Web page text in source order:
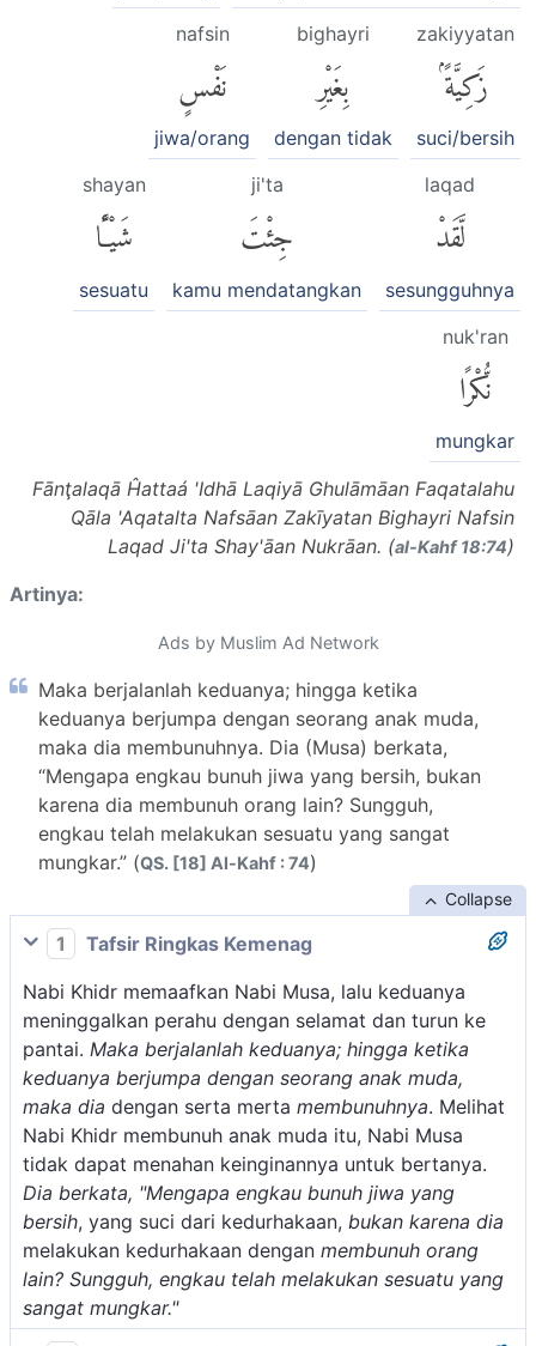
zakiyyatan
زَكِيَّةًۢ
suci/bersih
bighayri
بِغَيْرِ
dengan tidak
nafsin
نَفْسٍ
jiwa/orang
laqad
لَّقَدْ
sesungguhnya
ji'ta
جِئْتَ
kamu mendatangkan
shayan
شَيْـًٔا
sesuatu
nuk'ran
نُّكْرًا
mungkar
Fānţalaqā Ĥattaá 'Idhā Laqiyā Ghulāmāan Faqatalahu
Qāla 'Aqatalta Nafsāan Zakīyatan Bighayri Nafsin
Laqad Ji'ta Shay'āan Nukrāan. (al-Kahf 18:74)
Artinya:
Ads by Muslim Ad Network
Maka berjalanlah keduanya; hingga ketika
keduanya berjumpa dengan seorang anak muda,
maka dia membunuhnya. Dia (Musa) berkata,
“Mengapa engkau bunuh jiwa yang bersih, bukan
karena dia membunuh orang lain? Sungguh,
engkau telah melakukan sesuatu yang sangat
mungkar.” (QS. [18] Al-Kahf : 74)
Collapse
1
Tafsir Ringkas Kemenag
Nabi Khidr memaafkan Nabi Musa, lalu keduanya
meninggalkan perahu dengan selamat dan turun ke
pantai. Maka berjalanlah keduanya; hingga ketika
keduanya berjumpa dengan seorang anak muda,
maka dia dengan serta merta membunuhnya. Melihat
Nabi Khidr membunuh anak muda itu, Nabi Musa
tidak dapat menahan keinginannya untuk bertanya.
Dia berkata, "Mengapa engkau bunuh jiwa yang
bersih, yang suci dari kedurhakaan, bukan karena dia
melakukan kedurhakaan dengan membunuh orang
lain? Sungguh, engkau telah melakukan sesuatu yang
sangat mungkar."